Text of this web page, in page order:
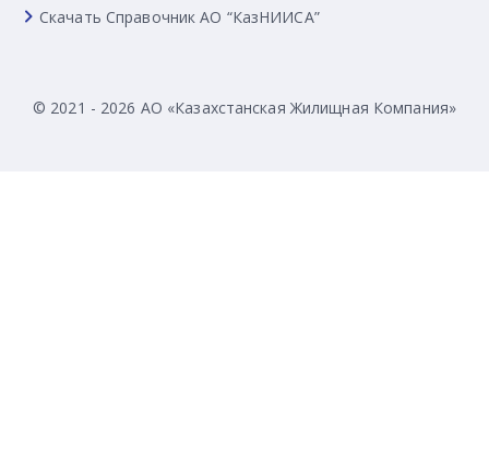
Скачать Справочник АО “КазНИИСА”
© 2021 - 2026 АО «Казахстанская Жилищная Компания»